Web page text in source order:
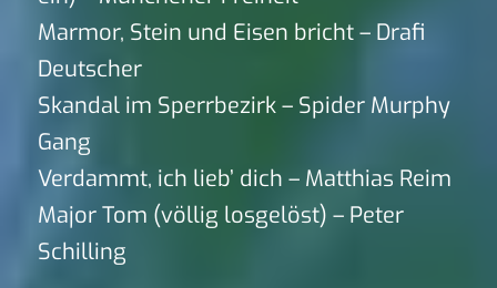
Marmor, Stein und Eisen bricht – Drafi
Deutscher
Skandal im Sperrbezirk – Spider Murphy
Gang
Verdammt, ich lieb’ dich – Matthias Reim
Major Tom (völlig losgelöst) – Peter
Schilling